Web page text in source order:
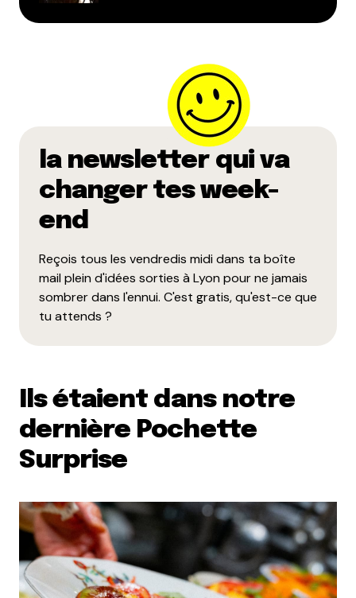
la newsletter qui va
changer tes week-
end
Reçois tous les vendredis midi dans ta boîte
mail plein d'idées sorties à Lyon pour ne jamais
sombrer dans l'ennui. C'est gratis, qu'est-ce que
tu attends ?
Ils étaient dans notre
dernière Pochette
Surprise